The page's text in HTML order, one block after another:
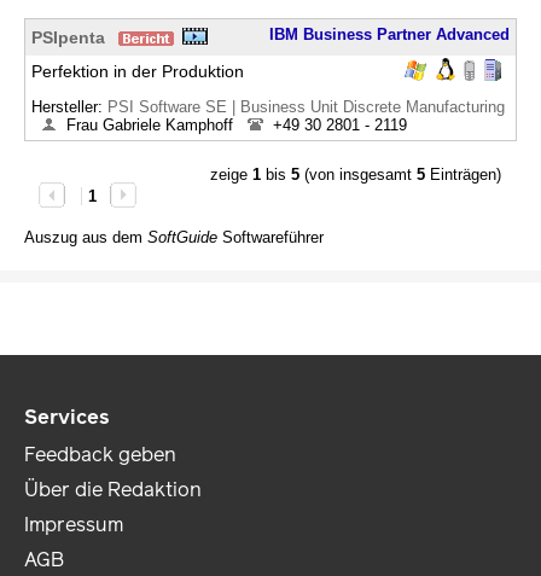
PSIpenta IBM Business Partner Advanced
Perfektion in der Produktion
Hersteller: PSI Software SE | Business Unit Discrete Manufacturing
Frau Gabriele Kamphoff
+49 30 2801 - 2119
zeige 1bis 5(von insgesamt 5Einträgen)
1
Auszug aus dem SoftGuide Softwareführer
Services
Feedback geben
Über die Redaktion
Impressum
AGB